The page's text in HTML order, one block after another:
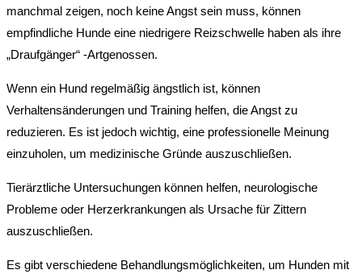
manchmal zeigen, noch keine Angst sein muss, können
empfindliche Hunde eine niedrigere Reizschwelle haben als ihre
„Draufgänger“ -Artgenossen.
Wenn ein Hund regelmäßig ängstlich ist, können
Verhaltensänderungen und Training helfen, die Angst zu
reduzieren. Es ist jedoch wichtig, eine professionelle Meinung
einzuholen, um medizinische Gründe auszuschließen.
Tierärztliche Untersuchungen können helfen, neurologische
Probleme oder Herzerkrankungen als Ursache für Zittern
auszuschließen.
Es gibt verschiedene Behandlungsmöglichkeiten, um Hunden mit